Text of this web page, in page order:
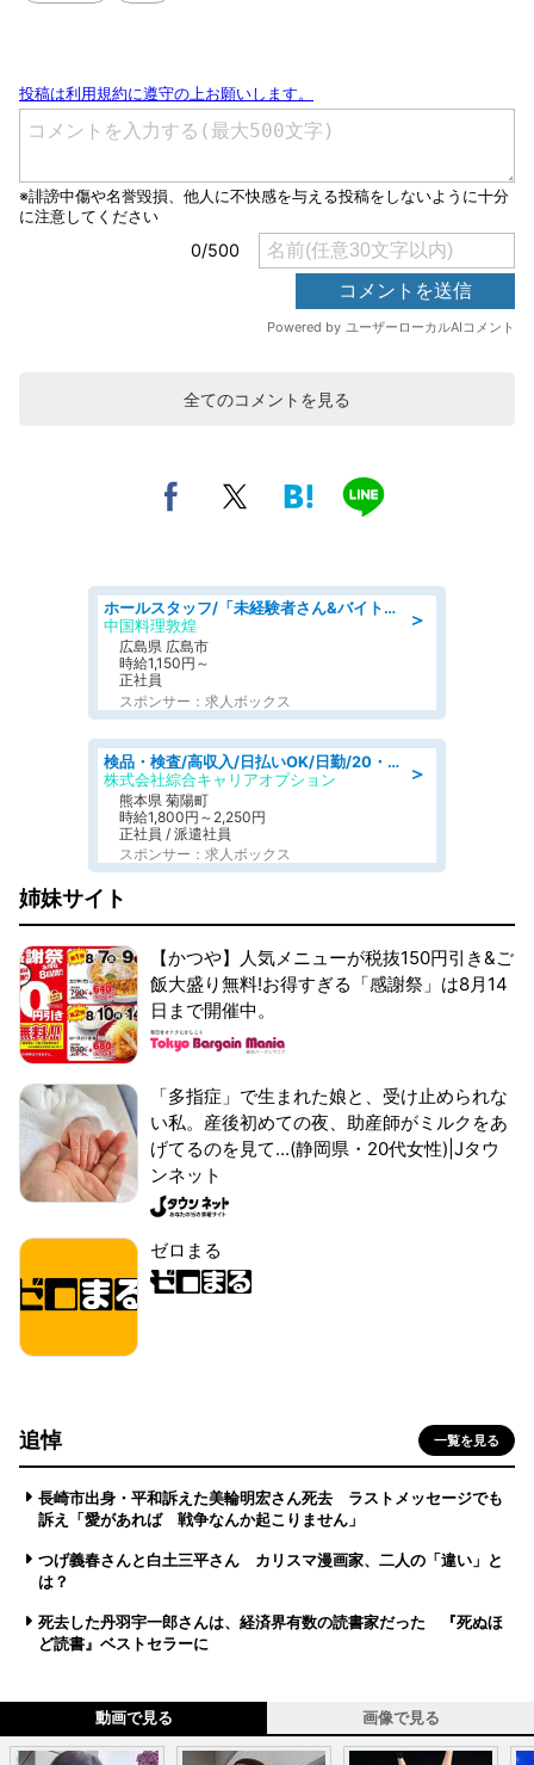
全てのコメントを見る
＞
ホールスタッフ/「未経験者さん&バイトデビューも大歓迎」残業ほぼなし×1日3時間〜勤務OK!フォロー体制も充実/広島県/広島市南区
中国料理敦煌
広島県 広島市
時給1,150円～
正社員
スポンサー：求人ボックス
＞
検品・検査/高収入/日払いOK/日勤/20・30・40代活躍中/製造 工場
株式会社綜合キャリアオプション
熊本県 菊陽町
時給1,800円～2,250円
正社員 / 派遣社員
スポンサー：求人ボックス
姉妹サイト
【かつや】人気メニューが税抜150円引き&ご
飯大盛り無料!お得すぎる「感謝祭」は8月14
日まで開催中。
「多指症」で生まれた娘と、受け止められな
い私。産後初めての夜、助産師がミルクをあ
げてるのを見て...(静岡県・20代女性)|Jタウ
ンネット
ゼロまる
追悼 一覧を見る
長崎市出身・平和訴えた美輪明宏さん死去 ラストメッセージでも
訴え「愛があれば 戦争なんか起こりません」
つげ義春さんと白土三平さん カリスマ漫画家、二人の「違い」と
は？
死去した丹羽宇一郎さんは、経済界有数の読書家だった 『死ぬほ
ど読書』ベストセラーに
動画で見る 画像で見る